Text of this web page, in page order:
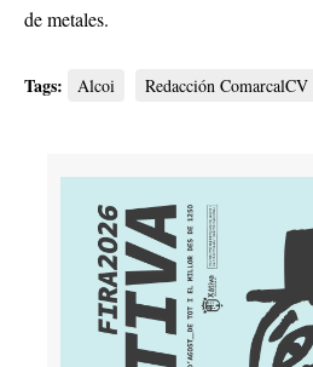
de metales.
Tags: Alcoi Redacción ComarcalCV